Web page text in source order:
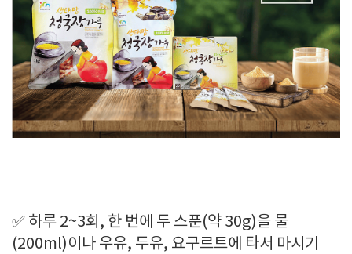
✅ 하루 2~3회, 한 번에 두 스푼(약 30g)을 물
(200ml)이나 우유, 두유, 요구르트에 타서 마시기